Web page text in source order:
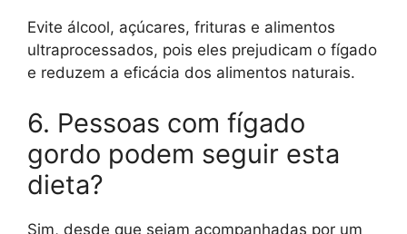
Evite álcool, açúcares, frituras e alimentos
ultraprocessados, pois eles prejudicam o fígado
e reduzem a eficácia dos alimentos naturais.
6. Pessoas com fígado
gordo podem seguir esta
dieta?
Sim, desde que sejam acompanhadas por um